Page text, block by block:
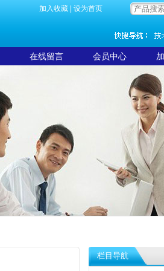
加入收藏 设为首页
在线留言 会员中心
栏目导航